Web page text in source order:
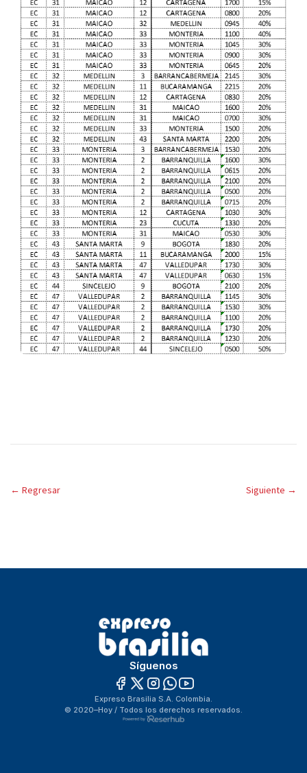
← Regresar Siguiente →
Síguenos
Expreso Brasilia S.A. Colombia.
© 2020–Hoy / Todos los derechos reservados.